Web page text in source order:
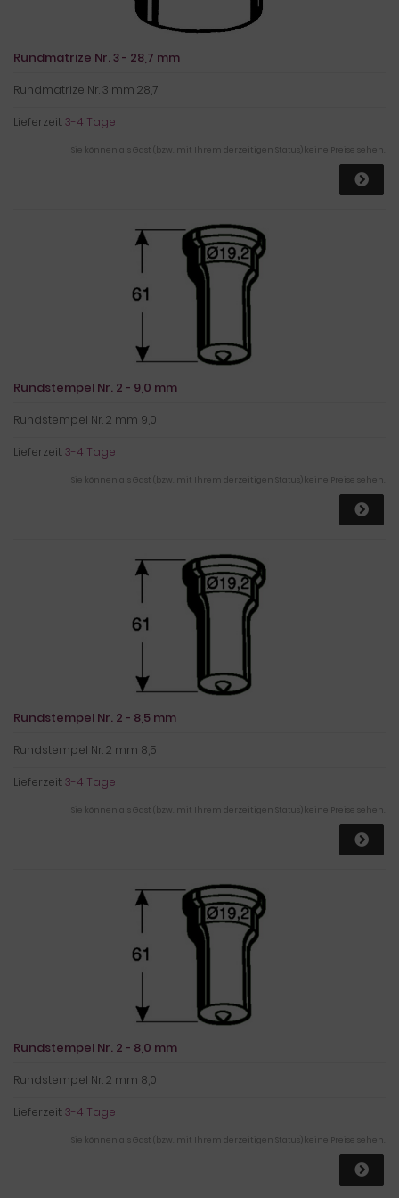
Rundmatrize Nr. 3 - 28,7 mm
Rundmatrize Nr. 3 mm 28,7
Lieferzeit:3-4 Tage
Sie können als Gast (bzw. mit Ihrem derzeitigen Status) keine Preise sehen.
Rundstempel Nr. 2 - 9,0 mm
Rundstempel Nr. 2 mm 9,0
Lieferzeit:3-4 Tage
Sie können als Gast (bzw. mit Ihrem derzeitigen Status) keine Preise sehen.
Rundstempel Nr. 2 - 8,5 mm
Rundstempel Nr. 2 mm 8,5
Lieferzeit:3-4 Tage
Sie können als Gast (bzw. mit Ihrem derzeitigen Status) keine Preise sehen.
Rundstempel Nr. 2 - 8,0 mm
Rundstempel Nr. 2 mm 8,0
Lieferzeit:3-4 Tage
Sie können als Gast (bzw. mit Ihrem derzeitigen Status) keine Preise sehen.